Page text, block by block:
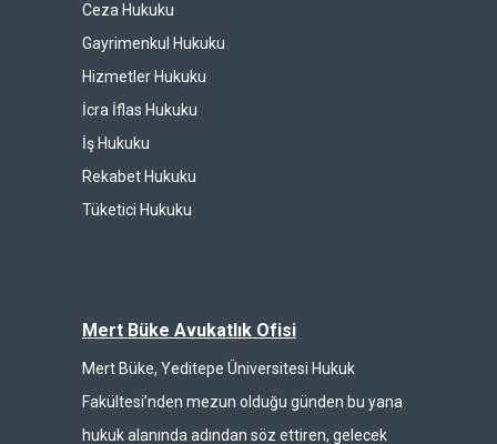
Ceza Hukuku
Gayrimenkul Hukuku
Hizmetler Hukuku
İcra İflas Hukuku
İş Hukuku
Rekabet Hukuku
Tüketici Hukuku
Mert Büke Avukatlık Ofisi
Mert Büke, Yeditepe Üniversitesi Hukuk
Fakültesi’nden mezun olduğu günden bu yana
hukuk alanında adından söz ettiren, gelecek